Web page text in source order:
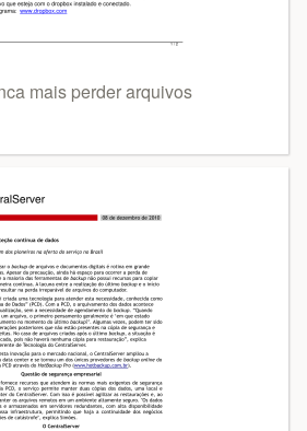
mais perder arquivos